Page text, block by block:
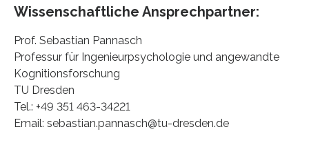
Wissenschaftliche Ansprechpartner:
Prof. Sebastian Pannasch
Professur für Ingenieurpsychologie und angewandte
Kognitionsforschung
TU Dresden
Tel.: +49 351 463-34221
Email: sebastian.pannasch@tu-dresden.de